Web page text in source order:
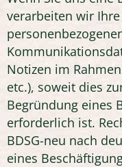
verarbeiten wir
Notizen im
etc.), soweit dies
Begründung eines
erforderlich ist.
BDSG-neu nach
eines